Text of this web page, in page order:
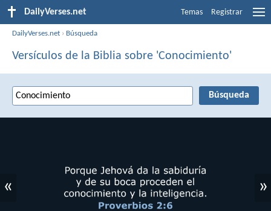
DailyVerses.net Temas Registrar
DailyVerses.net › Búsqueda
Versículos de la Biblia sobre 'Conocimiento'
« »